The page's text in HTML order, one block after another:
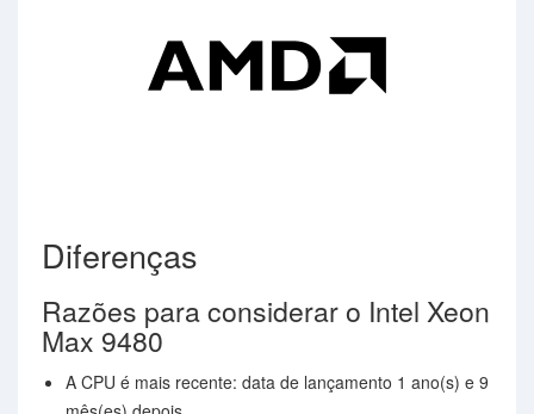
Diferenças
Razões para considerar o Intel Xeon
Max 9480
A CPU é mais recente: data de lançamento 1 ano(s) e 9